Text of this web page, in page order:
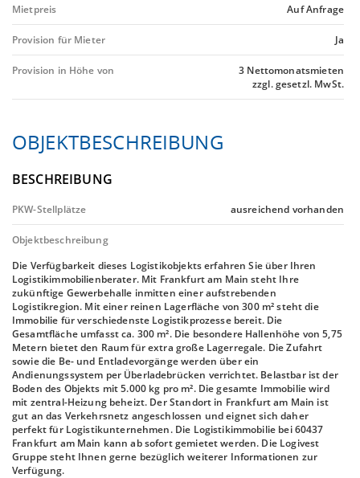
Mietpreis Auf Anfrage
Provision für Mieter Ja
Provision in Höhe von
3 Nettomonatsmieten
zzgl. gesetzl. MwSt.
OBJEKTBESCHREIBUNG
BESCHREIBUNG
PKW-Stellplätze ausreichend vorhanden
Objektbeschreibung
Die Verfügbarkeit dieses Logistikobjekts erfahren Sie über Ihren
Logistikimmobilienberater. Mit Frankfurt am Main steht Ihre
zukünftige Gewerbehalle inmitten einer aufstrebenden
Logistikregion. Mit einer reinen Lagerfläche von 300 m² steht die
Immobilie für verschiedenste Logistikprozesse bereit. Die
Gesamtfläche umfasst ca. 300 m². Die besondere Hallenhöhe von 5,75
Metern bietet den Raum für extra große Lagerregale. Die Zufahrt
sowie die Be- und Entladevorgänge werden über ein
Andienungssystem per Überladebrücken verrichtet. Belastbar ist der
Boden des Objekts mit 5.000 kg pro m². Die gesamte Immobilie wird
mit zentral-Heizung beheizt. Der Standort in Frankfurt am Main ist
gut an das Verkehrsnetz angeschlossen und eignet sich daher
perfekt für Logistikunternehmen. Die Logistikimmobilie bei 60437
Frankfurt am Main kann ab sofort gemietet werden. Die Logivest
Gruppe steht Ihnen gerne bezüglich weiterer Informationen zur
Verfügung.